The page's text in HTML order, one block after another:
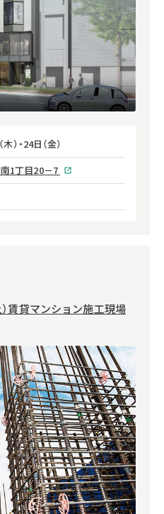
）・24日（金）
1丁目20－7
）賃貸マンション施工現場